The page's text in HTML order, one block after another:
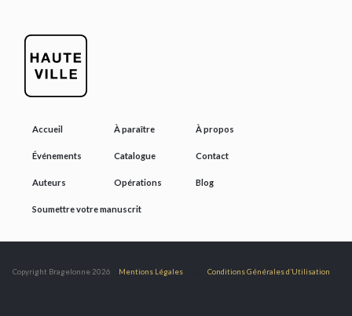
Accueil À paraître À propos
Événements Catalogue Contact
Auteurs Opérations Blog
Soumettre votre manuscrit
Copyright Bragelonne 2026 Mentions Légales Conditions Générales d’Utilisation